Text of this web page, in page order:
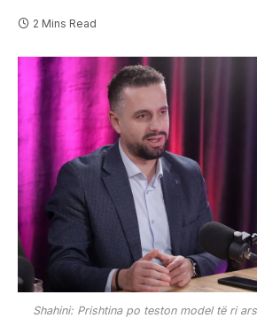
2 Mins Read
Shahini: Prishtina po teston model të ri